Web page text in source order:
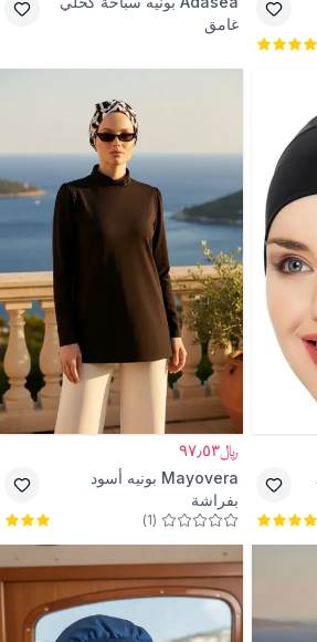
غامق
﷼٩٧٫٥٣
Mayovera بونيه أسود
بفراشة
(
1
)